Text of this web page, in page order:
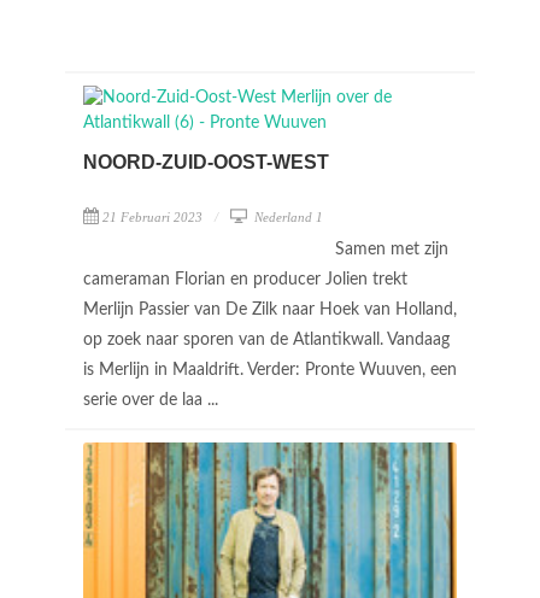
NOORD-ZUID-OOST-WEST
21 Februari 2023 Nederland 1
Samen met zijn
cameraman Florian en producer Jolien trekt
Merlijn Passier van De Zilk naar Hoek van Holland,
op zoek naar sporen van de Atlantikwall. Vandaag
is Merlijn in Maaldrift. Verder: Pronte Wuuven, een
serie over de laa ...